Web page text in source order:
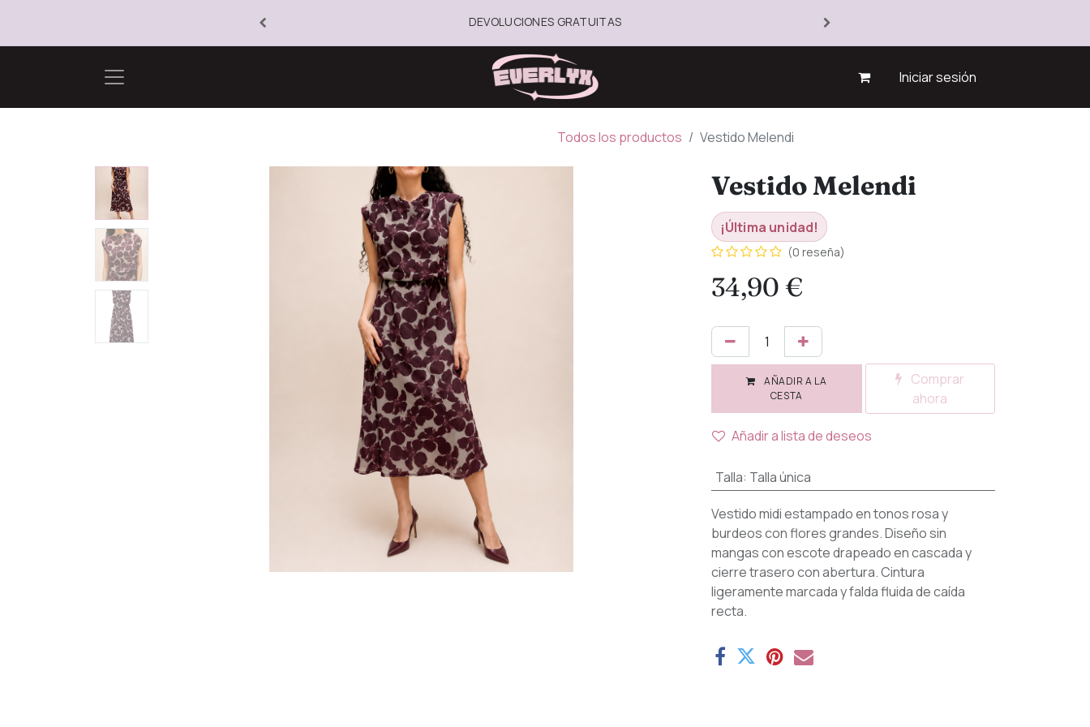
DEVOLUCIONES GRATUITAS
Iniciar sesión
Todos los productos Vestido Melendi
Vestido Melendi
¡Última unidad!
(0 reseña)
34,90 €
AÑADIR A LA
CESTA
Comprar
ahora
Añadir a lista de deseos
Talla: Talla única
Vestido midi estampado en tonos rosa y
burdeos con flores grandes. Diseño sin
mangas con escote drapeado en cascada y
cierre trasero con abertura. Cintura
ligeramente marcada y falda fluida de caída
recta.